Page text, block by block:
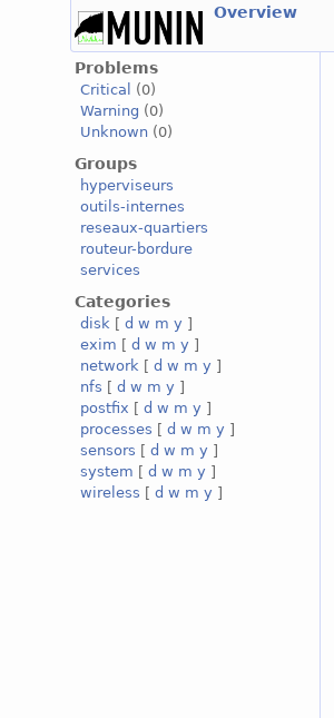
Overview
Problems
Critical
(0)
Warning (0)
Unknown (0)
Groups
hyperviseurs
outils-internes
reseaux-quartiers
routeur-bordure
services
Categories
disk [d w m y ]
exim [d w m y ]
network [d w m y ]
nfs [d w m y ]
postfix [d w m y ]
processes [d w m y ]
sensors [d w m y ]
system [d w m y ]
wireless [d w m y ]